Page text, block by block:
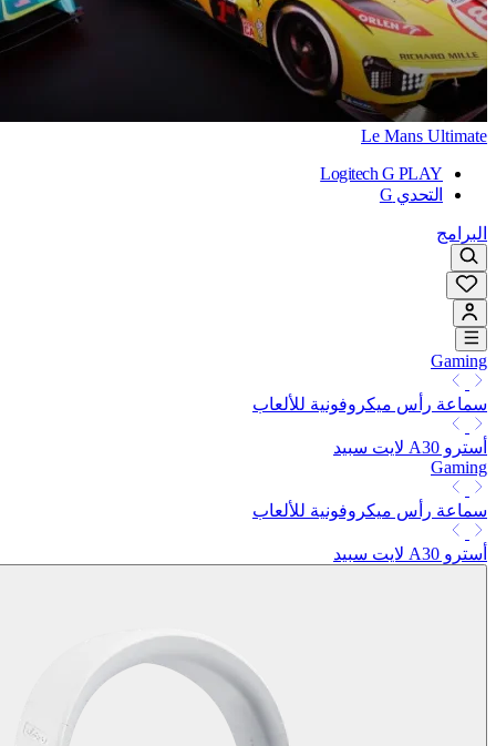
Le Mans Ultimate
Logitech G PLAY
التحدي G
البرامج
Gaming
سماعة رأس ميكروفونية للألعاب
أسترو A30 لايت سبيد
Gaming
سماعة رأس ميكروفونية للألعاب
أسترو A30 لايت سبيد